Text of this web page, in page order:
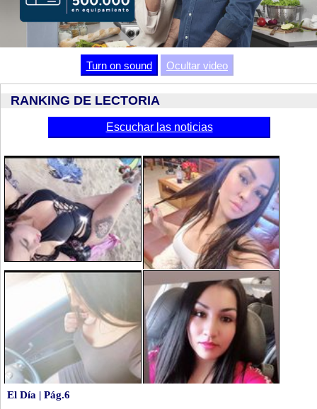
Video
Turn on sound Ocultar video
RANKING DE LECTORIA
Escuchar las noticias
El Día | Pág.6